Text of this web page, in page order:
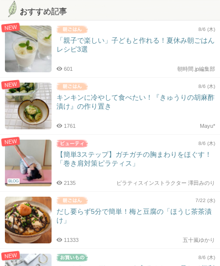
おすすめ記事
NEW 8/6 (木)
「親子で楽しい」子どもと作れる！夏休み朝ごはん
レシピ3選
朝時間.jp編集部
601
NEW 8/6 (木)
キンキンに冷やして食べたい！『きゅうりの胡麻酢
漬け』の作り置き
Mayu*
1761
NEW
BLOG
8/6 (木)
【簡単3ステップ】ガチガチの胸まわりをほぐす！
「巻き肩対策ピラティス」
ピラティスインストラクター 澤田みのり
2135
7/22 (水)
だし要らず5分で簡単！梅と豆腐の「ほうじ茶茶漬
け」
五十嵐ゆかり
11333
NEW 8/6 (木)